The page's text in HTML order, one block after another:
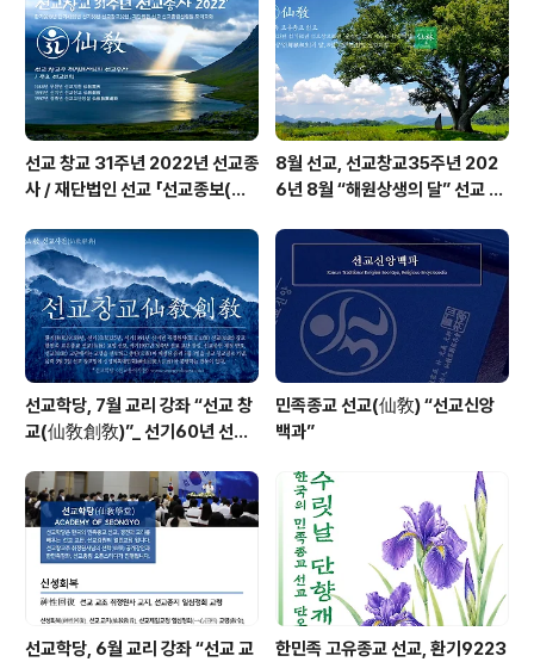
교조 취정원사 교유집 “개천과 선교” 篇 《 하느님 환인(桓
因)께서 하늘길을 열어 교화하심을 개천(開天)이라하며,
하..
선교 창교 31주년 2022년 선교종
사 / 재단법인 선교 「선교종보(仙
8월 선교, 선교창교35주년 202
6년 8월 “해원상생의 달” 선교 법
선교학당, 7월 교리 강좌 “선교 창
교(仙敎創敎)”_ 선기60년 선교
민족종교 선교(仙敎) “선교신앙
백과”
선교학당, 6월 교리 강좌 “선교 교
한민족 고유종교 선교, 환기9223